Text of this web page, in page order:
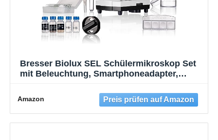
Bresser Biolux SEL Schülermikroskop Set
mit Beleuchtung, Smartphoneadapter,
und viel Zubehör
Amazon